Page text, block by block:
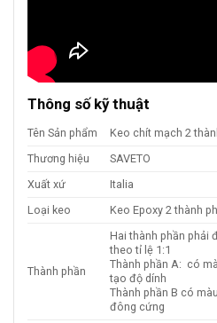
Thông số kỹ thuật
Tên Sản phẩm
Keo chít mạch 2
Thương hiệu
SAVETO
Xuất xứ
Italia
Loại keo
Keo Epoxy 2 thành
Thành phần
Hai thành phần phải
theo tỉ lệ 1:1
Thành phần A: có
tạo độ dính
Thành phần B có
đông cứng